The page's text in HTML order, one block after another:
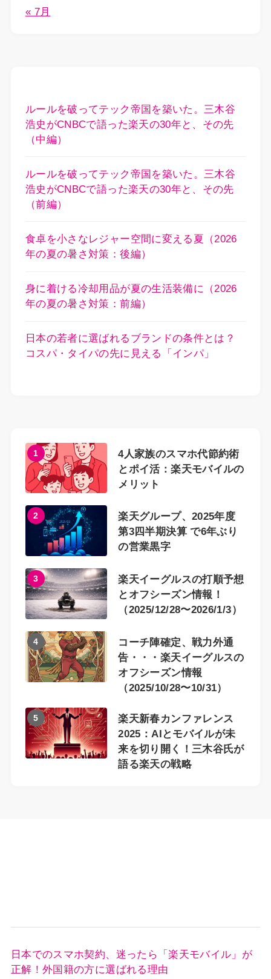
« 7月
ルールを破ってテック帝国を築いた。三木谷
浩史がCNBCで語った楽天の30年と、その先
（中編）
ルールを破ってテック帝国を築いた。三木谷
浩史がCNBCで語った楽天の30年と、その先
（前編）
食卓を小さなレジャー空間に変える夏（2026
年の夏の暑さ対策：後編）
身に着ける冷却用品が夏の生活装備に（2026
年の夏の暑さ対策：前編）
日本の若者に選ばれるブランドの条件とは？
コスパ・タイパの先に見える「インパ」
1
4人家族のスマホ代節約術
とポイ活：楽天モバイルの
メリット
2
楽天グループ、2025年度
第3四半期決算 で6年ぶり
の営業黒字
3
楽天イーグルスの打順予想
とオフシーズン情報！
（2025/12/28〜2026/1/3）
4
コーチ陣確定、戦力外通
告・・・楽天イーグルスの
オフシーズン情報
（2025/10/28〜10/31）
5
楽天新春カンファレンス
2025：AIとモバイルが未
来を切り開く！三木谷氏が
語る楽天の戦略
日本でのスマホ契約、迷ったら「楽天モバイル」が
正解！外国籍の方に選ばれる理由